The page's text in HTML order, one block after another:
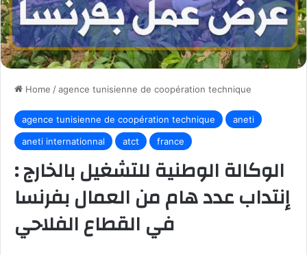
Home /agence tunisienne de coopération technique
agence tunisienne de coopération technique
aneti
aneti internationnal
atct france
الوكالة الوطنية للتشغيل بالخارج :
إنتداب عدد هام من العمال بفرنسا
في القطاع الفلاحي